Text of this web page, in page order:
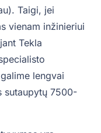
Taigi, jei
vienam inžinieriui
Tekla
lengvai
sutaupytų 7500-